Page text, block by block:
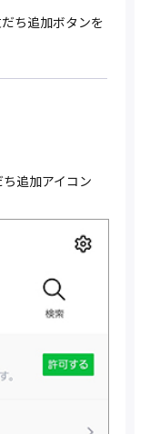
ち追加ボタンを
追加アイコン